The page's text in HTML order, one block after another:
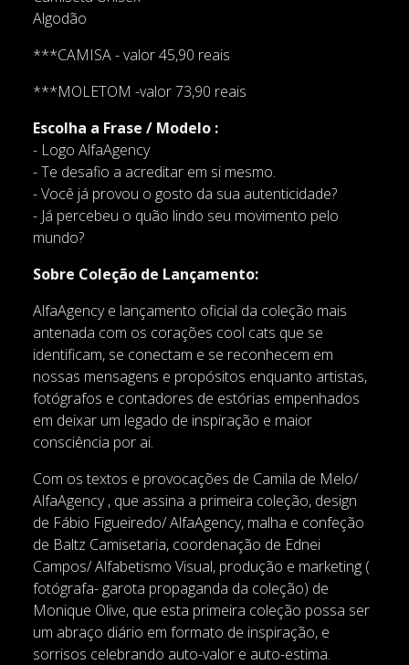
Algodão
***CAMISA - valor 45,90 reais
***MOLETOM -valor 73,90 reais
Escolha a Frase / Modelo :
- Logo AlfaAgency
- Te desafio a acreditar em si mesmo.
- Você já provou o gosto da sua autenticidade?
- Já percebeu o quão lindo seu movimento pelo
mundo?
Sobre Coleção de Lançamento:
AlfaAgency e lançamento oficial da coleção mais
antenada com os corações cool cats que se
identificam, se conectam e se reconhecem em
nossas mensagens e propósitos enquanto artistas,
fotógrafos e contadores de estórias empenhados
em deixar um legado de inspiração e maior
consciência por ai.
Com os textos e provocações de Camila de Melo/
AlfaAgency , que assina a primeira coleção, design
de Fábio Figueiredo/ AlfaAgency, malha e confeção
de Baltz Camisetaria, coordenação de Ednei
Campos/ Alfabetismo Visual, produção e marketing (
fotógrafa- garota propaganda da coleção) de
Monique Olive, que esta primeira coleção possa ser
um abraço diário em formato de inspiração, e
sorrisos celebrando auto-valor e auto-estima.